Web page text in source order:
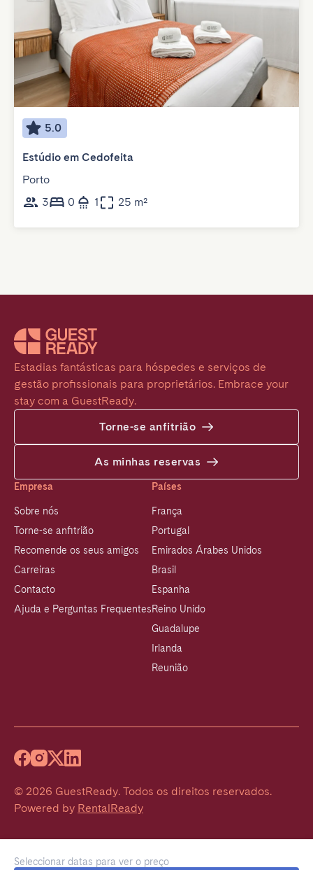
Seleccionar datas para ver o preço
5.0
Estúdio em Cedofeita
Porto
3
0 1 25 m²
Estadias fantásticas para hóspedes e serviços de
gestão profissionais para proprietários. Embrace your
stay com a GuestReady.
Torne-se anfitrião
As minhas reservas
Empresa
Sobre nós
Torne-se anfitrião
Recomende os seus amigos
Carreiras
Contacto
Ajuda e Perguntas Frequentes
Países
França
Portugal
Emirados Árabes Unidos
Brasil
Espanha
Reino Unido
Guadalupe
Irlanda
Reunião
© 2026 GuestReady. Todos os direitos reservados.
Powered by RentalReady